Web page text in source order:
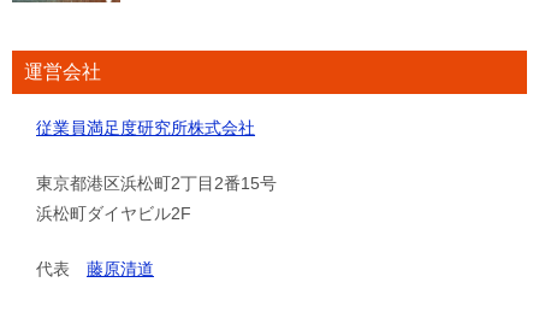
運営会社
従業員満足度研究所株式会社
東京都港区浜松町2丁目2番15号
浜松町ダイヤビル2F
代表 藤原清道